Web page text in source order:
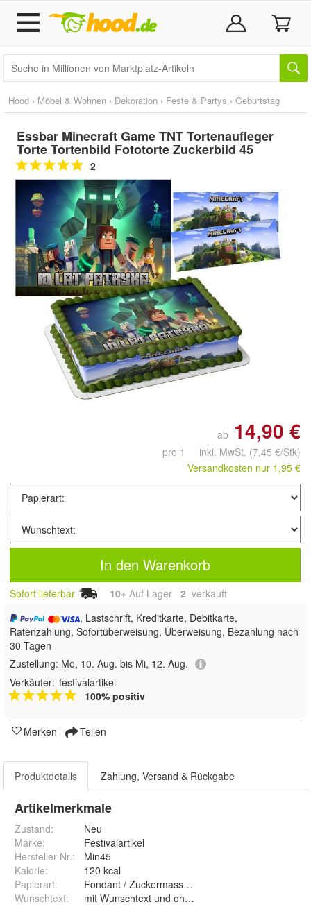
Hood › Möbel & Wohnen › Dekoration › Feste & Partys › Geburtstag
Essbar Minecraft Game TNT Tortenaufleger
Torte Tortenbild Fototorte Zuckerbild 45
2
Doppelt antippen zum
vergrößern
ab 14,90 €
pro 1 inkl. MwSt. (7,45 €/Stk)
Versandkosten nur 1,95 €
In den Warenkorb
Sofort lieferbar 10+ Auf Lager 2 verkauft
, Lastschrift, Kreditkarte, Debitkarte,
Ratenzahlung, Sofortüberweisung, Überweisung, Bezahlung nach
30 Tagen
Zustellung: Mo, 10. Aug. bis Mi, 12. Aug.
Verkäufer: festivalartikel
100% positiv
Merken Teilen
Produktdetails Zahlung, Versand & Rückgabe
Artikelmerkmale
Zustand:
Neu
Marke:
Festivalartikel
Hersteller Nr.:
Min45
Kalorie:
120 kcal
Papierart:
Wunschtext: mit Wunschtext und ohne Wunschtext